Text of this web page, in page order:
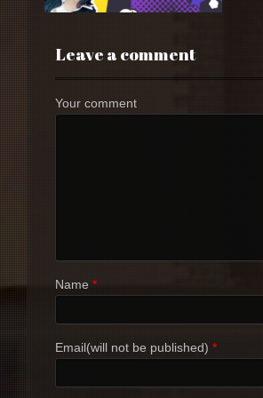
Leave a comment
Your comment
Name *
Email(will not be published) *